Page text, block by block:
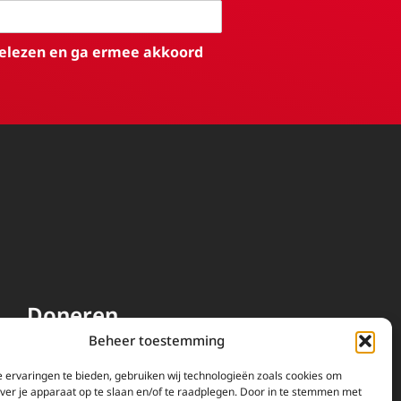
Beheer toestemming
ervaringen te bieden, gebruiken wij technologieën zoals cookies om
je apparaat op te slaan en/of te raadplegen. Door in te stemmen met
en ga ermee akkoord
Doneren
EWTN wordt uitsluitend
gefinancierd door uw donaties.
Wij ontvangen bewust geen